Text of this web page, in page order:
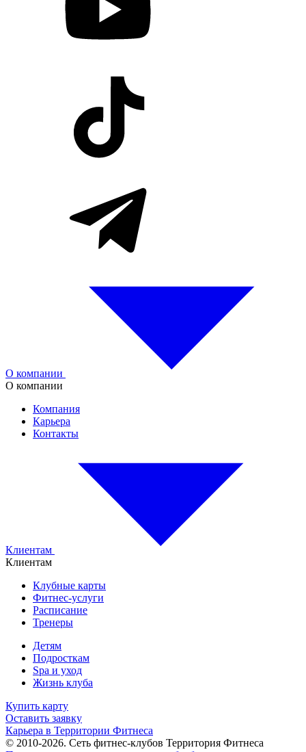
О компании
О компании
Компания
Карьера
Контакты
Клиентам
Клиентам
Клубные карты
Фитнес-услуги
Расписание
Тренеры
Детям
Подросткам
Spa и уход
Жизнь клуба
Купить карту
Оставить заявку
Карьера в Территории Фитнеса
© 2010-2026. Сеть фитнес-клубов Территория Фитнеса